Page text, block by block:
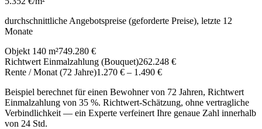
durchschnittliche Angebotspreise (geforderte Preise), letzte 12
Monate
Objekt 140 m²749.280 €
Richtwert Einmalzahlung (Bouquet)262.248 €
Rente / Monat (72 Jahre)1.270 € – 1.490 €
Beispiel berechnet für einen Bewohner von 72 Jahren, Richtwert
Einmalzahlung von 35 %. Richtwert-Schätzung, ohne vertragliche
Verbindlichkeit — ein Experte verfeinert Ihre genaue Zahl innerhalb
von 24 Std.